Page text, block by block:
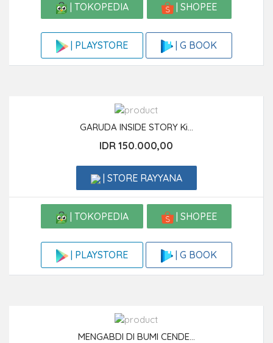
| TOKOPEDIA | SHOPEE
| PLAYSTORE | G BOOK
GARUDA INSIDE STORY Ki...
IDR 150.000,00
| STORE RAYYANA
| TOKOPEDIA | SHOPEE
| PLAYSTORE | G BOOK
MENGABDI DI BUMI CENDE...